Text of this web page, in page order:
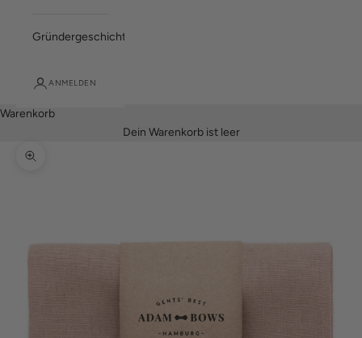
Gründergeschichte
ANMELDEN
Warenkorb
Dein Warenkorb ist leer
Bild vergrößern